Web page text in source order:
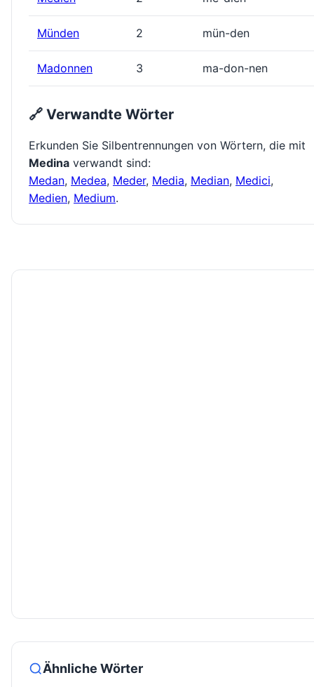
Münden 2 mün-den
Madonnen 3 ma-don-nen
🔗 Verwandte Wörter
Erkunden Sie Silbentrennungen von Wörtern, die mit
Medina verwandt sind:
Medan, Medea, Meder, Media, Median, Medici,
Medien, Medium.
Ähnliche Wörter